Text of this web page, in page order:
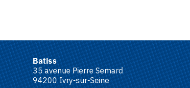
Batiss
35 avenue Pierre Semard
94200 Ivry-sur-Seine